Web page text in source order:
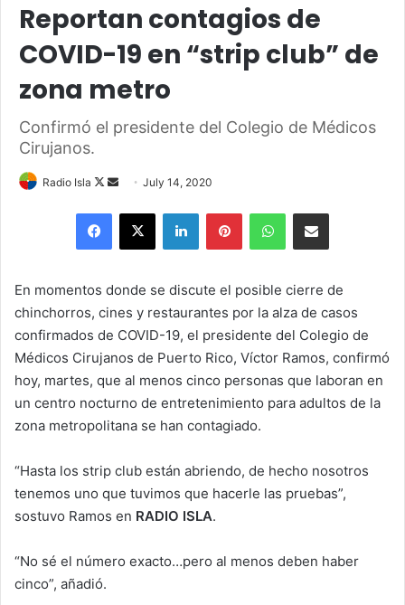
Reportan contagios de
COVID-19 en “strip club” de
zona metro
Confirmó el presidente del Colegio de Médicos
Cirujanos.
Radio Isla
Follow
Send
email
July 14, 2020
Facebook
X LinkedInPinterestWhatsAppShare via Email
En momentos donde se discute el posible cierre de
chinchorros, cines y restaurantes por la alza de casos
confirmados de COVID-19, el presidente del Colegio de
Médicos Cirujanos de Puerto Rico, Víctor Ramos, confirmó
hoy, martes, que al menos cinco personas que laboran en
un centro nocturno de entretenimiento para adultos de la
zona metropolitana se han contagiado.
“Hasta los strip club están abriendo, de hecho nosotros
tenemos uno que tuvimos que hacerle las pruebas”,
sostuvo Ramos en RADIO ISLA.
“No sé el número exacto…pero al menos deben haber
cinco”, añadió.